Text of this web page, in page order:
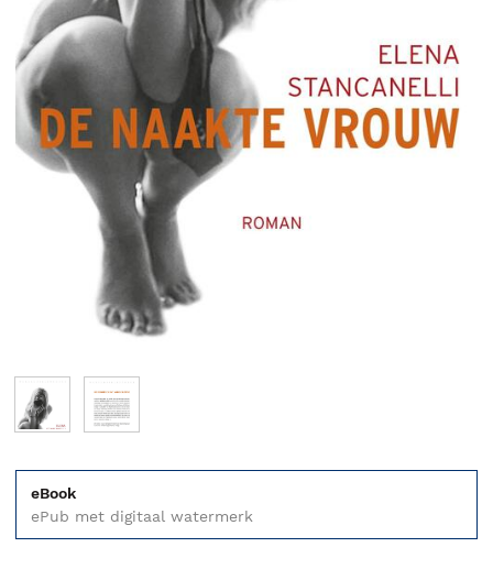
eBook
ePub met digitaal watermerk